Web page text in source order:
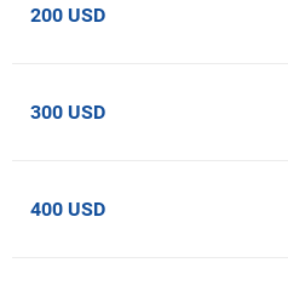
200 USD
300 USD
400 USD